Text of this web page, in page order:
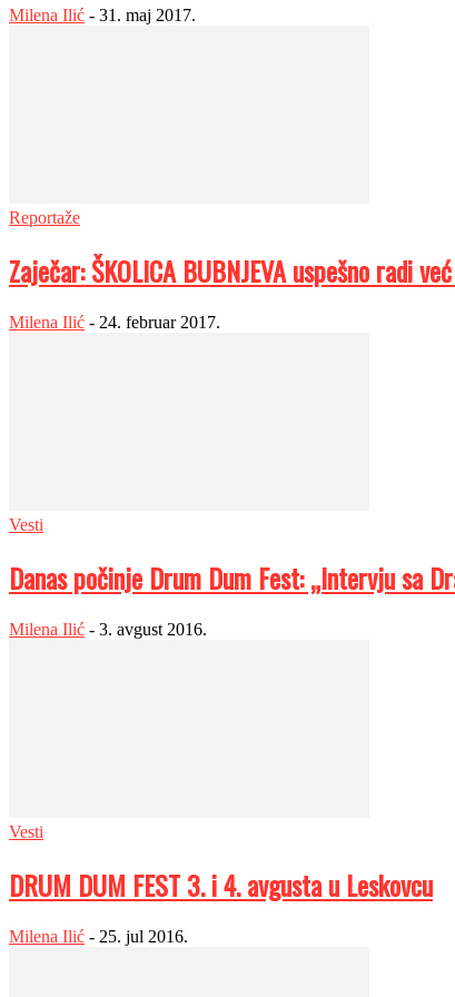
Milena Ilić - 31. maj 2017.
Reportaže
Zaječar: ŠKOLICA BUBNJEVA uspešno radi
Milena Ilić - 24. februar 2017.
Vesti
Danas počinje Drum Dum Fest: „Intervju sa
Milena Ilić - 3. avgust 2016.
Vesti
DRUM DUM FEST 3. i 4. avgusta u Leskovcu
Milena Ilić - 25. jul 2016.